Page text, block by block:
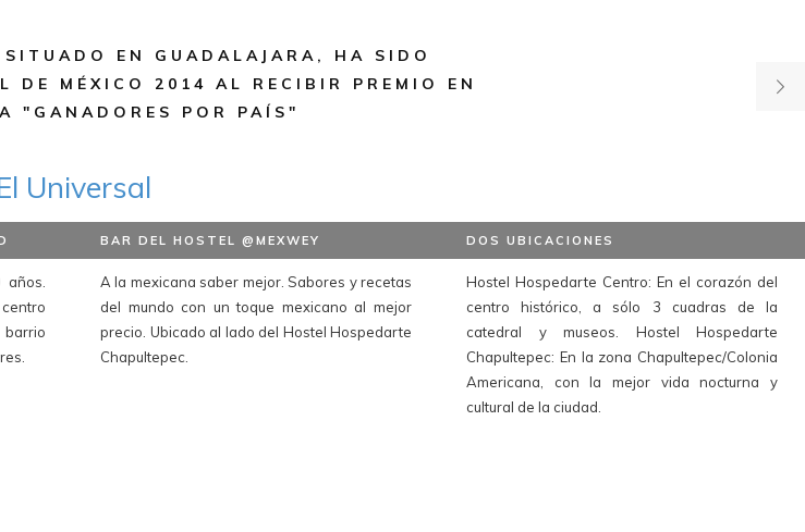
EN GUADALAJARA, HA SIDO
DE MÉXICO 2014 AL RECIBIR PREMIO EN
"GANADORES POR PAÍS"
Universal
barrio
BAR DEL HOSTEL @MEXWEY
A la mexicana saber mejor. Sabores y recetas
del mundo con un toque mexicano al mejor
precio. Ubicado al lado del Hostel Hospedarte
Chapultepec.
DOS UBICACIONES
Hostel Hospedarte Centro: En el corazón del
centro histórico, a sólo 3 cuadras de la
catedral y museos. Hostel Hospedarte
Chapultepec: En la zona Chapultepec/Colonia
Americana, con la mejor vida nocturna y
cultural de la ciudad.